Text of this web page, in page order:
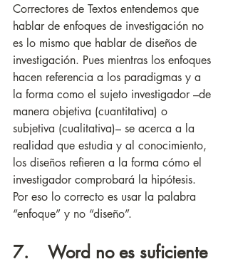
Correctores de Textos entendemos que
hablar de enfoques de investigación no
es lo mismo que hablar de diseños de
investigación. Pues mientras los enfoques
hacen referencia a los paradigmas y a
la forma como el sujeto investigador –de
manera objetiva (cuantitativa) o
subjetiva (cualitativa)– se acerca a la
realidad que estudia y al conocimiento,
los diseños refieren a la forma cómo el
investigador comprobará la hipótesis.
Por eso lo correcto es usar la palabra
“enfoque” y no “diseño”.
7.    Word no es suficiente